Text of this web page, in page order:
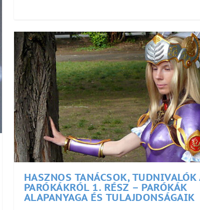
HASZNOS TANÁCSOK, TUDNIVALÓK
PARÓKÁKRÓL 1. RÉSZ – PARÓKÁK
ALAPANYAGA ÉS TULAJDONSÁGAIK